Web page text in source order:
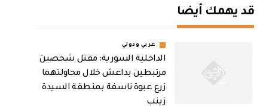
قد يهمك أيضا
عربي ودولي
الداخلية السورية: مقتل شخصين
مرتبطين بداعش خلال محاولتهما
زرع عبوة ناسفة بمنطقة السيدة
زينب